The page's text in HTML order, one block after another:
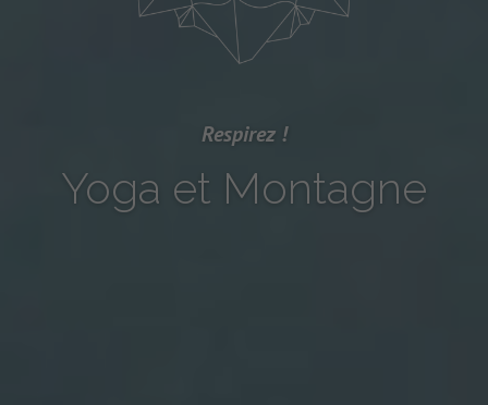
Respirez !
Yoga et Montagne